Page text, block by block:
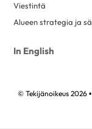
Viestintä
Alueen strategia ja
In English
© Tekijänoikeus 2026